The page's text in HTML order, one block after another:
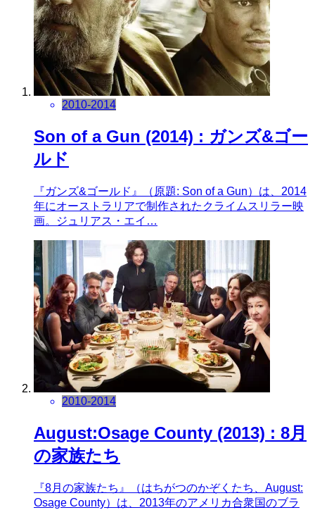
2010-2014
Son of a Gun (2014) : ガンズ&ゴー
ルド
『ガンズ&ゴールド』（原題: Son of a Gun）は、2014
年にオーストラリアで制作されたクライムスリラー映
画。ジュリアス・エイ…
2010-2014
August:Osage County (2013) : 8月
の家族たち
『8月の家族たち』（はちがつのかぞくたち、August:
Osage County）は、2013年のアメリカ合衆国のブラ